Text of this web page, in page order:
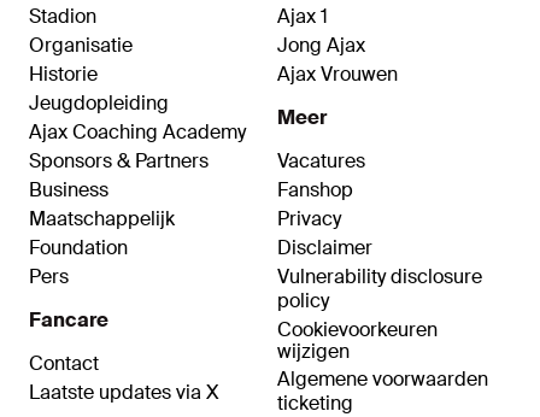
Stadion
Organisatie
Historie
Jeugdopleiding
Ajax Coaching Academy
Sponsors & Partners
Business
Maatschappelijk
Foundation
Pers
Fancare
Contact
Laatste updates via X
Ajax 1
Jong Ajax
Ajax Vrouwen
Meer
Vacatures
Fanshop
Privacy
Disclaimer
Vulnerability disclosure
policy
Cookievoorkeuren
wijzigen
Algemene voorwaarden
ticketing